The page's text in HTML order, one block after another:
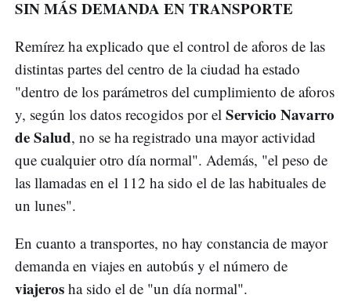
SIN MÁS DEMANDA EN TRANSPORTE
Remírez ha explicado que el control de aforos de las
distintas partes del centro de la ciudad ha estado
"dentro de los parámetros del cumplimiento de aforos
y, según los datos recogidos por el Servicio Navarro
de Salud, no se ha registrado una mayor actividad
que cualquier otro día normal". Además, "el peso de
las llamadas en el 112 ha sido el de las habituales de
un lunes".
En cuanto a transportes, no hay constancia de mayor
demanda en viajes en autobús y el número de
viajeros ha sido el de "un día normal".